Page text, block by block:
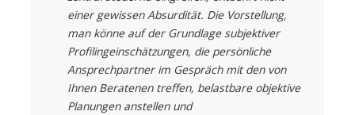
einer gewissen Absurdität. Die Vorstellung,
man könne auf der Grundlage subjektiver
Profilingeinschätzungen, die persönliche
Ansprechpartner im Gespräch mit den von
Ihnen Beratenen treffen, belastbare objektive
Planungen anstellen und